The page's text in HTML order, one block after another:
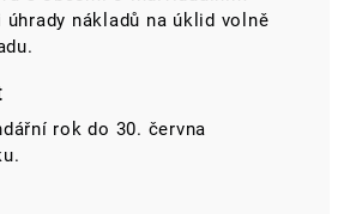
nákladů na úklid volně
rok do 30. června